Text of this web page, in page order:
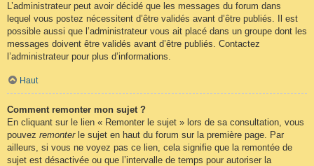
L’administrateur peut avoir décidé que les messages du forum dans
lequel vous postez nécessitent d’être validés avant d’être publiés. Il est
possible aussi que l’administrateur vous ait placé dans un groupe dont les
messages doivent être validés avant d’être publiés. Contactez
l’administrateur pour plus d’informations.
Haut
Comment remonter mon sujet ?
En cliquant sur le lien « Remonter le sujet » lors de sa consultation, vous
pouvez remonterle sujet en haut du forum sur la première page. Par
ailleurs, si vous ne voyez pas ce lien, cela signifie que la remontée de
sujet est désactivée ou que l’intervalle de temps pour autoriser la